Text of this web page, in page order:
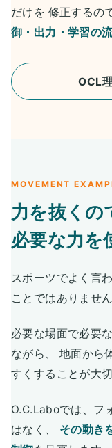
だけを 修正するの
御・出力・学習の
OCL
MOVEMENT
力を抜くの
必要な力を
スポーツでよく言
ことではありません
必要な場面で必要
ながら、 地面から
すくすることが大切
O.C.Laboでは、フ
はなく、 その動き